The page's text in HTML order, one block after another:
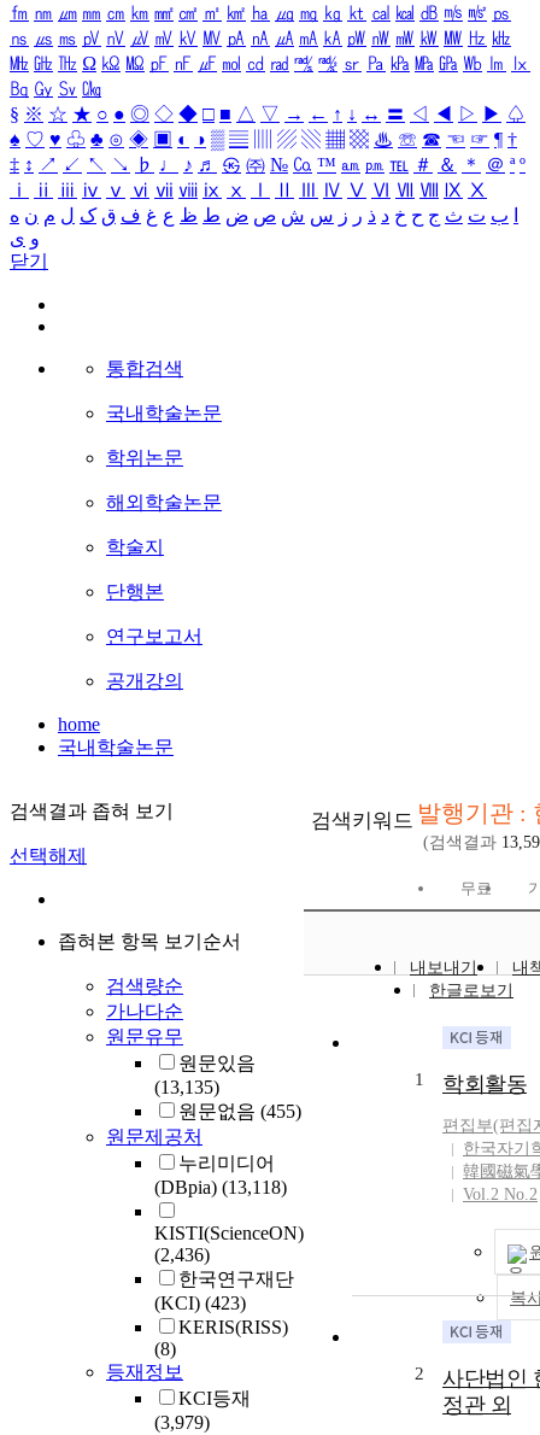
㎙ ㎚ ㎛ ㎜ ㎝ ㎞ ㎟ ㎠ ㎡ ㎢ ㏊ ㎍ ㎎ ㎏ ㏏ ㎈ ㎉ ㏈ ㎧ ㎨ ㎰
㎱ ㎲ ㎳ ㎴ ㎵ ㎶ ㎷ ㎸ ㎹ ㎀ ㎁ ㎂ ㎃ ㎄ ㎺ ㎻ ㎽ ㎾ ㎿ ㎐ ㎑
㎒ ㎓ ㎔ Ω ㏀ ㏁ ㎊ ㎋ ㎌ ㏖ ㏅ ㎭ ㎮ ㎯ ㏛ ㎩ ㎪ ㎫ ㎬ ㏝ ㏐
㏓
㏃ ㏉ ㏜ ㏆
§ ※ ☆ ★ ○ ● ◎ ◇ ◆ □ ■ △ ▽ → ← ↑ ↓ ↔ 〓 ◁ ◀ ▷ ▶ ♤
♠ ♡ ♥ ♧ ♣ ⊙ ◈ ▣ ◐ ◑ ▒ ▤ ▨ ▧ ▦ ▩ ♨ ☏ ☎ ☜ ☞ ¶ †
‡ ↕ ↗ ↙ ↖ ↘ ♭ ♩ ♪ ♬ ㉿ ㈜ № ㏇ ™ ㏂ ㏘ ℡ ＃ ＆ ＊ ＠ ª º
ⅰ
ⅱ ⅲ ⅳ ⅴ ⅵ ⅶ ⅷ ⅸ ⅹ Ⅳ Ⅴ Ⅵ Ⅶ Ⅷ Ⅸ Ⅹ
ب ت ث ج ح خ د ذ ر ز س ش ص ض ط ظ ع غ ف ق ک ل م ن ه
و ی
닫기
통합검색
국내학술논문
학위논문
해외학술논문
학술지
단행본
연구보고서
공개강의
home
국내학술논문
검색결과 좁혀 보기
선택해제
좁혀본 항목 보기순서
검색량순
가나다순
원문유무
원문있음
(13,135)
원문없음 (455)
원문제공처
누리미디어
(DBpia) (13,118)
KISTI(ScienceON)
(2,436)
한국연구재단
(KCI) (423)
KERIS(RISS)
(8)
등재정보
KCI등재
(3,979)
검색키워드 발행기관 :
(검색결과
무료
내보내기
내
한글로보기
1 학회활동
편집부(편집
한국자기
韓國磁氣
Vol.2 No.2
복
2
사단법인
정관 외